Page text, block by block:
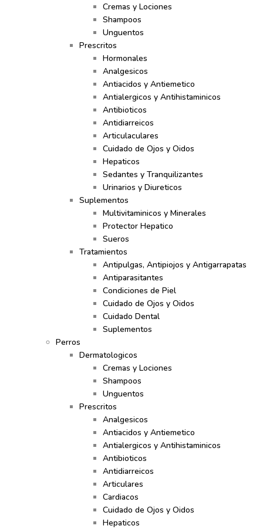
Cremas y Lociones
Shampoos
Unguentos
Prescritos
Hormonales
Analgesicos
Antiacidos y Antiemetico
Antialergicos y Antihistaminicos
Antibioticos
Antidiarreicos
Articulaculares
Cuidado de Ojos y Oidos
Hepaticos
Sedantes y Tranquilizantes
Urinarios y Diureticos
Suplementos
Multivitaminicos y Minerales
Protector Hepatico
Sueros
Tratamientos
Antipulgas, Antipiojos y Antigarrapatas
Antiparasitantes
Condiciones de Piel
Cuidado de Ojos y Oidos
Cuidado Dental
Suplementos
Perros
Dermatologicos
Cremas y Lociones
Shampoos
Unguentos
Prescritos
Analgesicos
Antiacidos y Antiemetico
Antialergicos y Antihistaminicos
Antibioticos
Antidiarreicos
Articulares
Cardiacos
Cuidado de Ojos y Oidos
Hepaticos